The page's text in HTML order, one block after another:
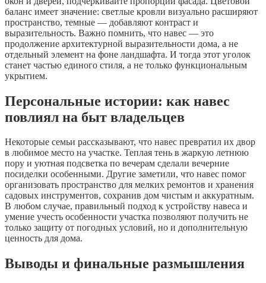
баланс имеет значение: светлые кровли визуально расширяют
пространство, темные — добавляют контраст и
выразительность. Важно помнить, что навес — это
продолжение архитектурной выразительности дома, а не
отдельный элемент на фоне ландшафта. И тогда этот уголок
станет частью единого стиля, а не только функциональным
укрытием.
Персональные истории: как навес
повлиял на быт владельцев
Некоторые семьи рассказывают, что навес превратил их двор
в любимое место на участке. Теплая тень в жаркую летнюю
пору и уютная подсветка по вечерам сделали вечерние
посиделки особенными. Другие заметили, что навес помог
организовать пространство для мелких ремонтов и хранения
садовых инструментов, сохранив дом чистым и аккуратным.
В любом случае, правильный подход к устройству навеса и
умение учесть особенности участка позволяют получить не
только защиту от погодных условий, но и дополнительную
ценность для дома.
Выводы и финальные размышления